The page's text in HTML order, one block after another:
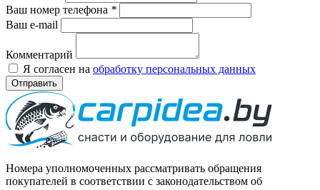
Ваш номер телефона *
Ваш e-mail
Комментарий
Я согласен на обработку персональных данных
Отправить
Номера уполномоченных рассматривать обращения
покупателей в соответствии с законодательством об